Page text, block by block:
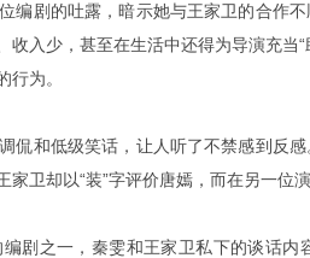
编剧的吐露，暗示她与王家卫的合作
入少，甚至在生活中还得为导演充当
为。
侃和低级笑话，让人听了不禁感到反
卫却以“装”字评价唐嫣，而在另一位
剧之一，秦雯和王家卫私下的谈话